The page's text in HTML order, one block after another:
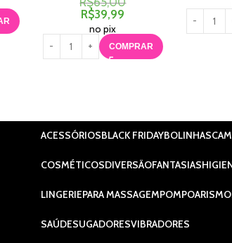
R$39,99
no pix
COMPRAR
ACESSÓRIOSBLACK FRIDAYBOLINHAS
COSMÉTICOSDIVERSÃOFANTASIAS
LINGERIEPARA MASSAGEMPOMPOARISMO
SAÚDESUGADORESVIBRADORES